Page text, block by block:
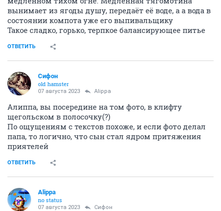
вынимает из ягоды душу, передаёт её воде, а а вода в
состоянии компота уже его выпивальщику
Такое сладко, горько, терпкое балансирующее питье
ОТВЕТИТЬ
Сифон
old hamster
07 августа 2023 Alippa
Алиппа, вы посередине на том фото, в клифту
щегольском в полосочку(?)
По ощущениям с текстов похоже, и если фото делал
папа, то логично, что сын стал ядром притяжения
приятелей
ОТВЕТИТЬ
Alippa
no status
07 августа 2023 Сифон